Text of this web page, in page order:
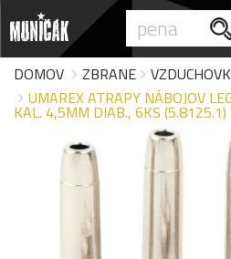
DOMOV
ZBRANE
UMAREX ATRAPY NÁBOJOV
KAL. 4,5MM DIAB., 6KS (5.8125.1)